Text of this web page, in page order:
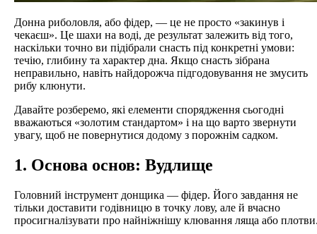
Донна риболовля, або фідер, — це не просто «закинув і
чекаєш». Це шахи на воді, де результат залежить від того,
наскільки точно ви підібрали снасть під конкретні умови:
течію, глибину та характер дна. Якщо снасть зібрана
неправильно, навіть найдорожча підгодовування не змусить
рибу клюнути.
Давайте розберемо, які елементи спорядження сьогодні
вважаються «золотим стандартом» і на що варто звернути
увагу, щоб не повернутися додому з порожнім садком.
1. Основа основ: Вудлище
Головний інструмент донщика — фідер. Його завдання не
тільки доставити годівницю в точку лову, але й вчасно
просигналізувати про найніжнішу клювання ляща або